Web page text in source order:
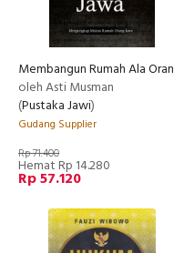
oleh Asti Musman
(Pustaka Jawi)
Gudang Supplier
Rp 71.400
Hemat Rp 14.280
Rp 57.120